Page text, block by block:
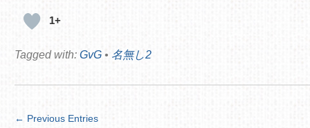
1+
Tagged with: GvG • 名無し2
← Previous Entries